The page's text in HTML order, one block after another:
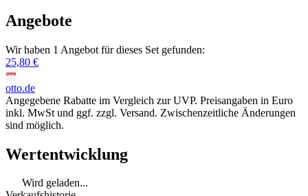
Angebote
Wir haben 1 Angebot für dieses Set gefunden:
25,80 €
otto.de
Angegebene Rabatte im Vergleich zur UVP. Preisangaben in Euro
inkl. MwSt und ggf. zzgl. Versand. Zwischenzeitliche Änderungen
sind möglich.
Wertentwicklung
Wird geladen...